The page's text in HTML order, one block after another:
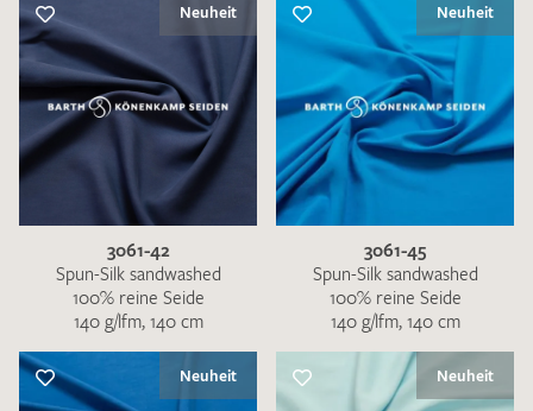
Neuheit
3061-42
Spun-Silk sandwashed
100% reine Seide
140 g/lfm, 140 cm
Neuheit
3061-45
Spun-Silk sandwashed
100% reine Seide
140 g/lfm, 140 cm
Neuheit Neuheit